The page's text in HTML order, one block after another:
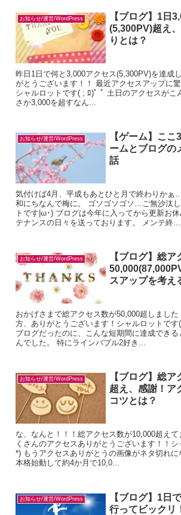
お知らせ/運営/WordPress
【ブログ】1日
(5,300PV)超え
りとは？
昨日1日で何と3,000アクセス(5,300PV)を達成
がとうございます！！ 最近アクセスアップに
シャルロットです( ; ﾛ)ﾟ ﾟ 土日のアクセスがこ
さか3,000を超すなん...
お知らせ/運営/WordPress
【ゲーム】こ
ームとブログの
話
気付けば4月、平成もあとひと月で終わりかぁ
和にちなんで梅に。 ゴソゴソゴソ…ご無沙汰
トです|ω･) ブログは今年に入ってから更新お
テナンスの日々を送っております。 メンテ終...
お知らせ/運営/WordPress
【ブログ】総ア
スアップを考え
おかげさまで総アクセス数が50,000超しまし
方、ありがとうございます！シャルロットです
ブログだったのに、こんな短期間に達成でき
んでした。 特にラインバブル2好き...
お知らせ/運営/WordPress
【ブログ】総
超え、感謝！ア
コツとは？
な、なんと！！！総アクセス数が10,000超え
くさんのアクセスありがとうございます！！
*) もうアクセスありがとうの画像がネタ切れに
本格始動して約4か月で10,0...
お知らせ/運営/WordPress
【ブログ】1日
行ってビックリ